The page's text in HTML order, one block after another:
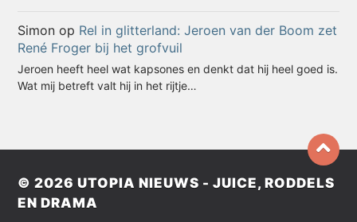
Simon op Rel in glitterland: Jeroen van der Boom zet
René Froger bij het grofvuil
Jeroen heeft heel wat kapsones en denkt dat hij heel goed is.
Wat mij betreft valt hij in het rijtje…
© 2026UTOPIA NIEUWS - JUICE, RODDELS
EN DRAMA